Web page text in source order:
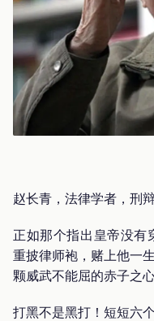
赵长青，法律学者，刑
正如那个指出皇帝没有
重披律师袍，赌上他一
颗威武不能屈的赤子之心
打黑不是黑打！短短六